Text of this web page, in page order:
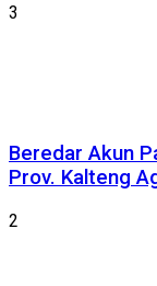
3
Beredar Akun
Prov. Kalteng
2